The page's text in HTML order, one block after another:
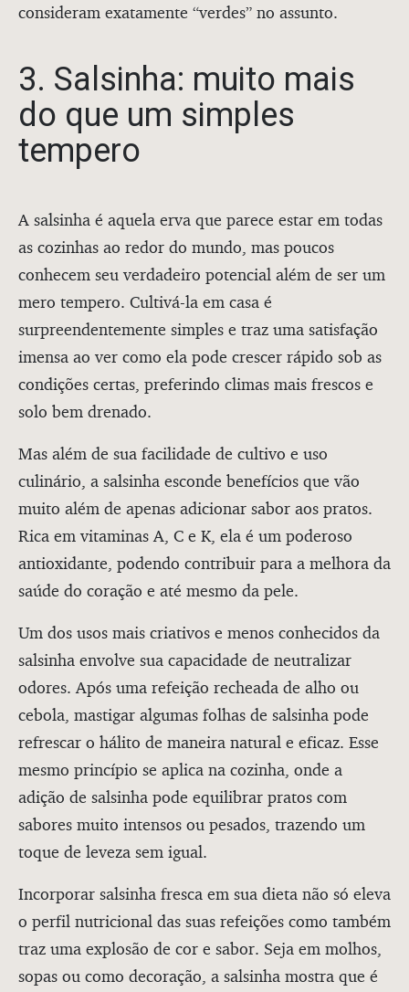
consideram exatamente “verdes” no assunto.
3. Salsinha: muito mais
do que um simples
tempero
A salsinha é aquela erva que parece estar em todas
as cozinhas ao redor do mundo, mas poucos
conhecem seu verdadeiro potencial além de ser um
mero tempero. Cultivá-la em casa é
surpreendentemente simples e traz uma satisfação
imensa ao ver como ela pode crescer rápido sob as
condições certas, preferindo climas mais frescos e
solo bem drenado.
Mas além de sua facilidade de cultivo e uso
culinário, a salsinha esconde benefícios que vão
muito além de apenas adicionar sabor aos pratos.
Rica em vitaminas A, C e K, ela é um poderoso
antioxidante, podendo contribuir para a melhora da
saúde do coração e até mesmo da pele.
Um dos usos mais criativos e menos conhecidos da
salsinha envolve sua capacidade de neutralizar
odores. Após uma refeição recheada de alho ou
cebola, mastigar algumas folhas de salsinha pode
refrescar o hálito de maneira natural e eficaz. Esse
mesmo princípio se aplica na cozinha, onde a
adição de salsinha pode equilibrar pratos com
sabores muito intensos ou pesados, trazendo um
toque de leveza sem igual.
Incorporar salsinha fresca em sua dieta não só eleva
o perfil nutricional das suas refeições como também
traz uma explosão de cor e sabor. Seja em molhos,
sopas ou como decoração, a salsinha mostra que é